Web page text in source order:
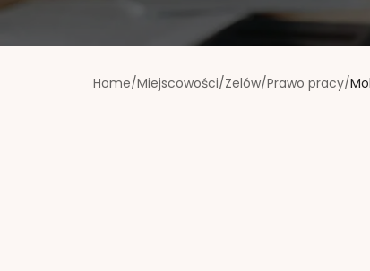
Home/Miejscowości/Zelów/Prawo pracy/